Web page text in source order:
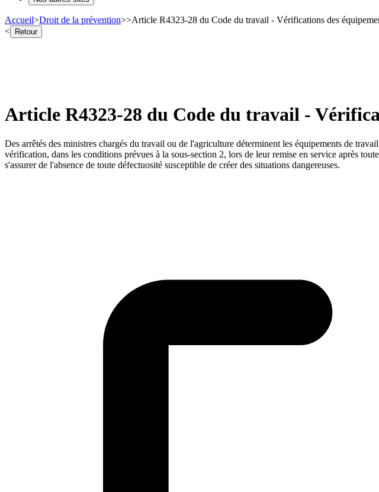
Accueil>Droit de la prévention>>Article R4323-28 du Code du travail - Vérifications des
< Retour
Article R4323-28 du Code du travail -
Des arrêtés des ministres chargés du travail ou de l'agriculture déterminent les équipements de
vérification, dans les conditions prévues à la sous-section 2, lors de leur remise en service après
s'assurer de l'absence de toute défectuosité susceptible de créer des situations dangereuses.